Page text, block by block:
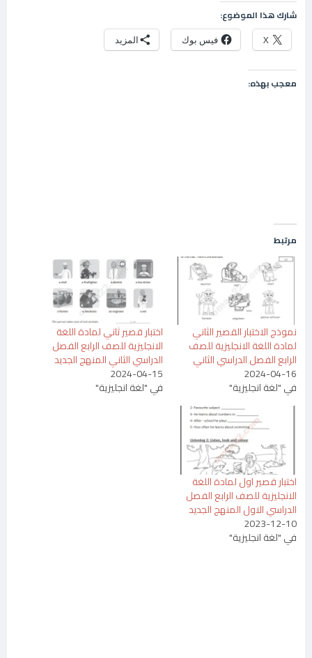
شارك هذا الموضوع:
X فيس بوك المزيد
معجب بهذه:
مرتبط
نموذج الاختبار القصير الثاني
لمادة اللغة الانجليزية للصف
الرابع الفصل الدراسي الثاني
2024-04-16
في "لغة انجليزية"
اختبار قصير ثاني لمادة اللغة
الانجليزية للصف الرابع الفصل
الدراسي الثاني المنهج الجديد
2024-04-15
في "لغة انجليزية"
اختبار قصير اول لمادة اللغة
الانجليزية للصف الرابع الفصل
الدراسي الاول المنهج الجديد
2023-12-10
في "لغة انجليزية"